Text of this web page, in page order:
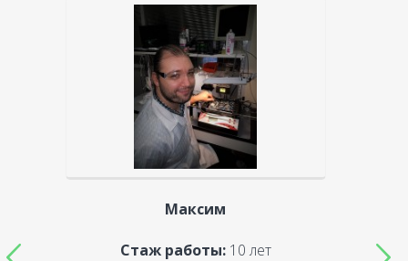
Максим
Стаж работы:10 лет